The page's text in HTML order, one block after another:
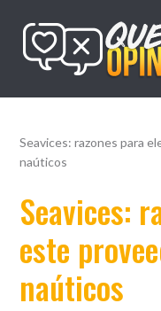
Seavices: razones para
naúticos
Seavices:
este
naúticos